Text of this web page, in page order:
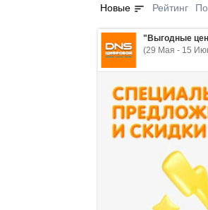
Новые sort Рейтинг
"Выгодные
(29 Мая - 15